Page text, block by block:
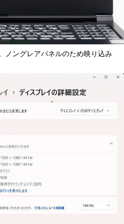
ノングレアパネルのため映り込み